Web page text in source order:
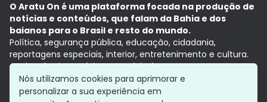
O Aratu On é uma plataforma focada na produção de
notícias e conteúdos, que falam da Bahia e dos
baianos para o Brasil e resto do mundo.
Política, segurança pública, educação, cidadania,
reportagens especiais, interior, entretenimento e cultura.
Aqui, tudo vira notícia e a notícia é no tempo presente,
com a credibilidade do Grupo Aratu.
Grupo Aratu
Política de privacidade
Nós utilizamos cookies para aprimorar e
personalizar a sua experiência em